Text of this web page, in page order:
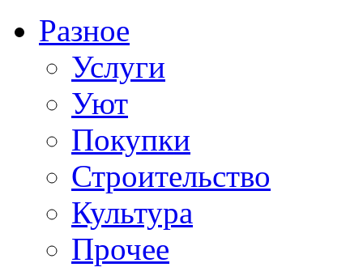
Разное
Услуги
Уют
Покупки
Строительство
Культура
Прочее